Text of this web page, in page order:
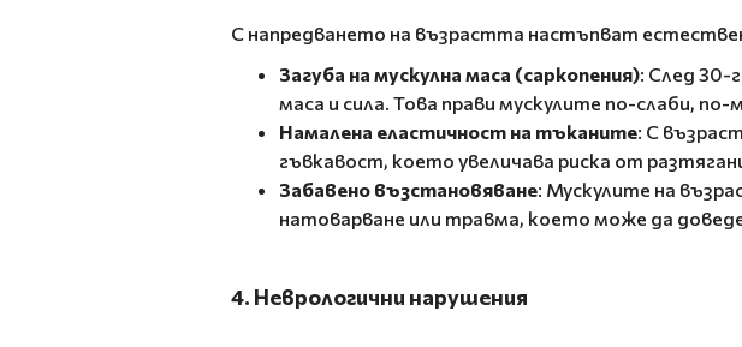
С напредването на възрастта настъпват
Загуба на мускулна маса (саркопения): След 30-
маса и сила. Това прави мускулите по-слаби,
Намалена еластичност на тъканите: С
гъвкавост, което увеличава риска от
Забавено възстановяване: Мускулите на
натоварване или травма, което може да
4. Неврологични нарушения